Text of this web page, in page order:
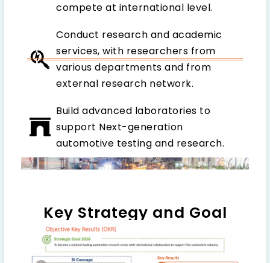
compete at international level.
Conduct research and academic
services, with researchers from
various departments and from
external research network.
Build advanced laboratories to
support Next-generation
automotive testing and research.
Key Strategy and Goal